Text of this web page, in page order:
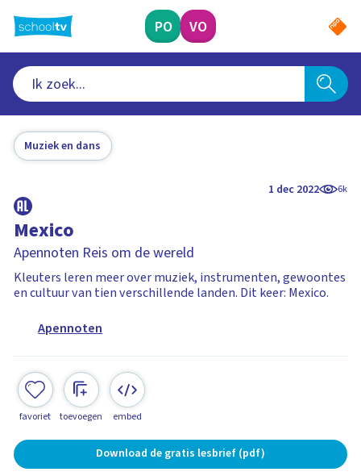
naar
hoofdinhoud
PO VO
Muziek en dans
1 dec 2022 6k
Mexico
Apennoten Reis om de wereld
Kleuters leren meer over muziek, instrumenten, gewoontes
en cultuur van tien verschillende landen. Dit keer: Mexico.
Apennoten
favoriet toevoegen embed
Download de gratis lesbrief (pdf)